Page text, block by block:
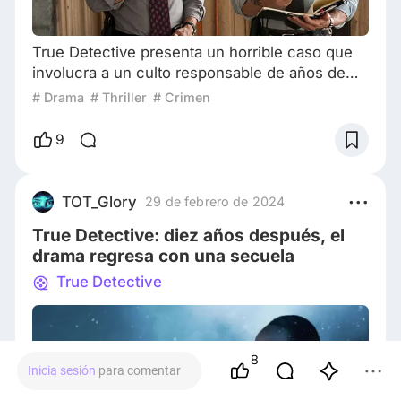
True Detective presenta un horrible caso que
involucra a un culto responsable de años de
asesinatos ritualistas, abusos sexuales y abuso
santería y las creencias vudús comunes
sean voluntariamente sacrificios de sus
deidades. Esta serie tiene muchas referencias
# Drama # Thriller # Crimen
9
TOT_Glory 29 de febrero de 2024
True Detective: diez años después, el
drama regresa con una secuela
True Detective
Inicia sesión para comentar
8